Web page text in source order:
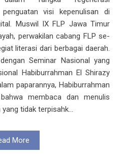
visi kepenulisan di
Muswil IX FLP Jawa Timur
perwakilan cabang FLP se-
literasi dari berbagai daerah.
Seminar Nasional yang
Habiburrahman El Shirazy
paparannya, Habiburrahman
membaca dan menulis
tidak terpisahk...
More